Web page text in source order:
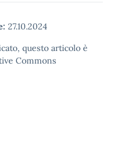
27.10.2024
questo articolo è
Commons